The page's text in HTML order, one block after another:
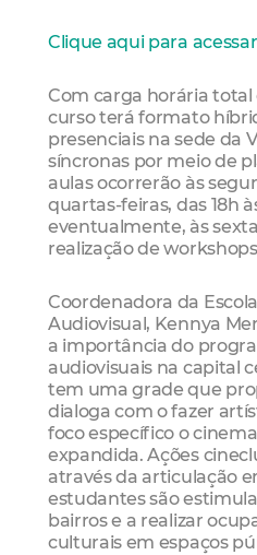
Clique aqui para
Com carga horária total
curso terá formato
presenciais na sede da
síncronas por meio de
aulas ocorrerão às
quartas-feiras, das 18h
eventualmente, às
realização de
Coordenadora da
Audiovisual, Kennya
a importância do
audiovisuais na capital
tem uma grade que
dialoga com o fazer
foco específico o
expandida. Ações
através da articulação
estudantes são
bairros e a realizar
culturais em espaços